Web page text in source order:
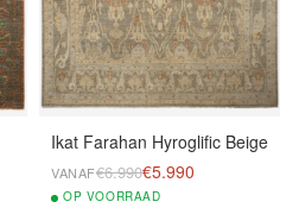
Ikat Farahan Hyroglific Beige
VANAF€6.990€5.990
OP VOORRAAD